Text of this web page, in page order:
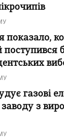
показало,
поступився
газові
з